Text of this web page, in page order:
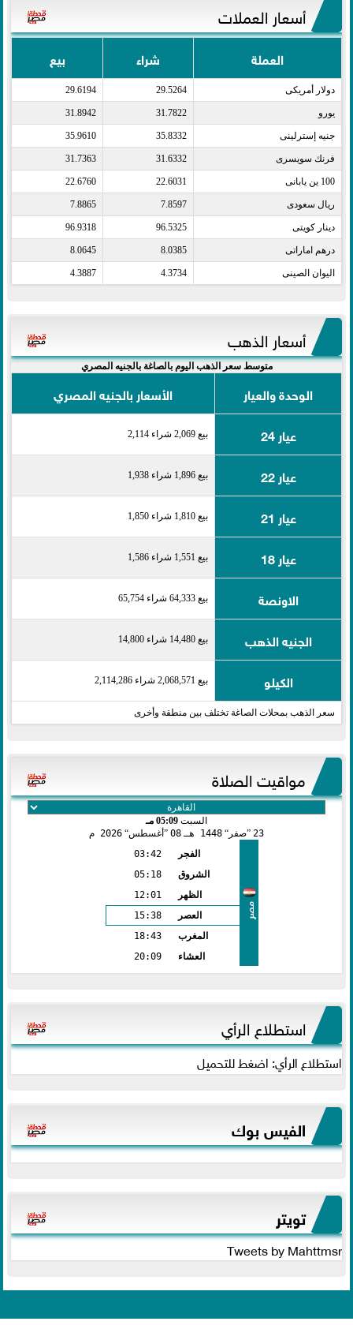
أسعار العملات
العملة شراء بيع
دولار أمريكى​ 29.5264
29.6194
يورو​ 31.7822
31.8942
جنيه إسترلينى​ 35.8332
35.9610
فرنك سويسرى​ 31.6332
31.7363
100 ين يابانى​ 22.6031
22.6760
ريال سعودى​ 7.8597
7.8865
دينار كويتى​ 96.5325
96.9318
درهم اماراتى​ 8.0385
8.0645
اليوان الصينى​ 4.3734
4.3887
أسعار الذهب
متوسط سعر الذهب اليوم بالصاغة بالجنيه المصري
الوحدة والعيار
الأسعار بالجنيه المصري
عيار 24
بيع 2,069 شراء 2,114
عيار 22 بيع 1,896 شراء 1,938
عيار 21 بيع 1,810 شراء 1,850
عيار 18 بيع 1,551 شراء 1,586
الاونصة بيع 64,333 شراء 65,754
الجنيه الذهب بيع 14,480 شراء 14,800
الكيلو بيع 2,068,571 شراء 2,114,286
سعر الذهب بمحلات الصاغة تختلف بين منطقة وأخرى
مواقيت الصلاة
السبت 05:09 مـ
23
صفر 1448 هـ 08 أغسطس 2026 م
مصر
الفجر
03:42
الشروق
05:18
الظهر
12:01
العصر
15:38
المغرب
18:43
العشاء
20:09
استطلاع الرأي
استطلاع الرأي: اضغط للتحميل
الفيس بوك
تويتر
Tweets by Mahttmsr